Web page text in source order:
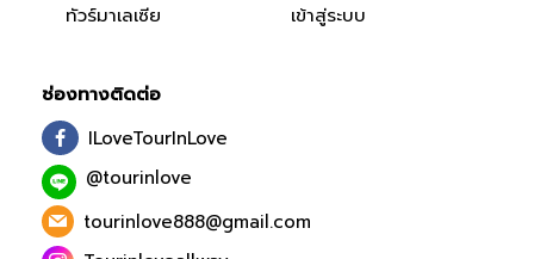
ทัวร์มาเลเซีย
เข้าสู่ระบบ
ช่องทางติดต่อ
ILoveTourInLove
@tourinlove
tourinlove888@gmail.com